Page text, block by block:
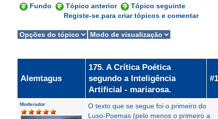
Fundo Tópico anterior
Tópico seguinte
Registe-se para criar tópicos e comentar
Alemtagus
175. A Crítica Poética
segundo a Inteligência
Artificial - mariarosa.
#1
Moderador
O texto que se segue foi o primeiro do
Luso-Poemas (pelo menos o primeiro a